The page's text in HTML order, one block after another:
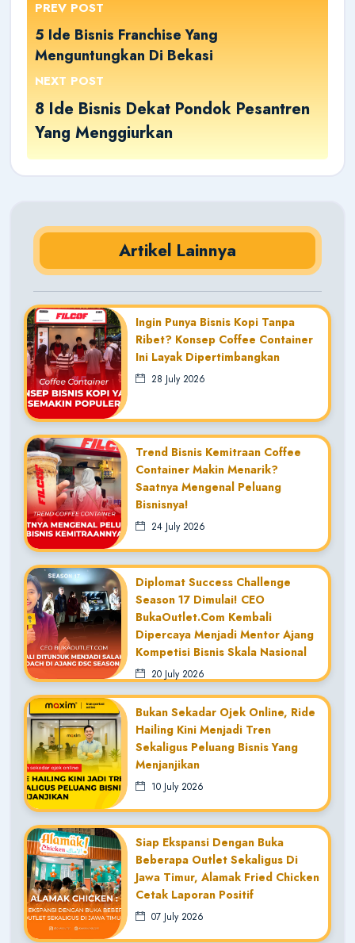
PREV POST
5 Ide Bisnis Franchise Yang
Menguntungkan Di Bekasi
NEXT POST
8 Ide Bisnis Dekat Pondok Pesantren
Yang Menggiurkan
Artikel Lainnya
Ingin Punya Bisnis Kopi Tanpa
Ribet? Konsep Coffee Container
Ini Layak Dipertimbangkan
28 July 2026
Trend Bisnis Kemitraan Coffee
Container Makin Menarik?
Saatnya Mengenal Peluang
Bisnisnya!
24 July 2026
Diplomat Success Challenge
Season 17 Dimulai! CEO
BukaOutlet.com Kembali
Dipercaya Menjadi Mentor Ajang
Kompetisi Bisnis Skala Nasional
20 July 2026
Bukan Sekadar Ojek Online, Ride
Hailing Kini Menjadi Tren
Sekaligus Peluang Bisnis Yang
Menjanjikan
10 July 2026
Siap Ekspansi Dengan Buka
Beberapa Outlet Sekaligus Di
Jawa Timur, Alamak Fried Chicken
Cetak Laporan Positif
07 July 2026